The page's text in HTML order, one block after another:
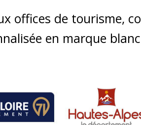
offices de tourisme,
en marque